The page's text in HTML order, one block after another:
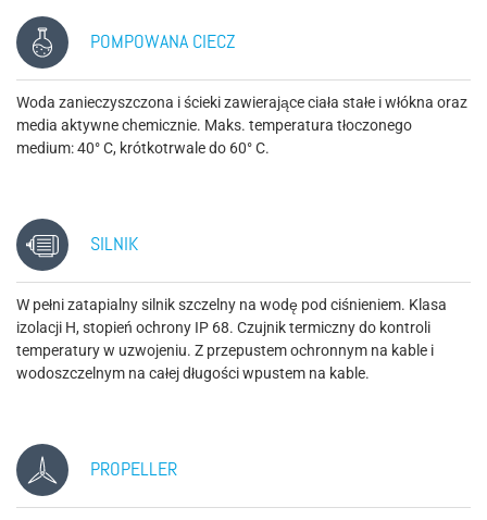
POMPOWANA CIECZ
Woda zanieczyszczona i ścieki zawierające ciała stałe i włókna oraz
media aktywne chemicznie. Maks. temperatura tłoczonego
medium: 40° C, krótkotrwale do 60° C.
SILNIK
W pełni zatapialny silnik szczelny na wodę pod ciśnieniem. Klasa
izolacji H, stopień ochrony IP 68. Czujnik termiczny do kontroli
temperatury w uzwojeniu. Z przepustem ochronnym na kable i
wodoszczelnym na całej długości wpustem na kable.
PROPELLER